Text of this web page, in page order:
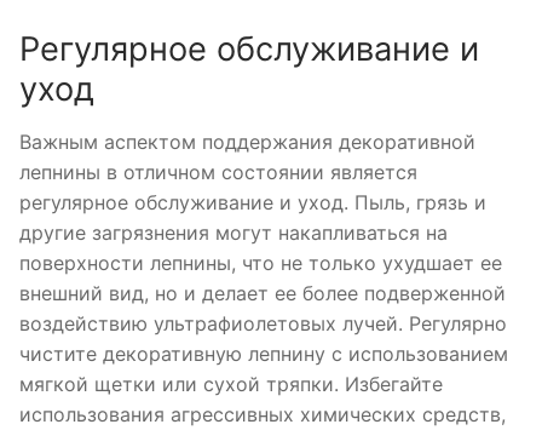
Регулярное обслуживание и
уход
Важным аспектом поддержания декоративной
лепнины в отличном состоянии является
регулярное обслуживание и уход. Пыль, грязь и
другие загрязнения могут накапливаться на
поверхности лепнины, что не только ухудшает ее
внешний вид, но и делает ее более подверженной
воздействию ультрафиолетовых лучей. Регулярно
чистите декоративную лепнину с использованием
мягкой щетки или сухой тряпки. Избегайте
использования агрессивных химических средств,